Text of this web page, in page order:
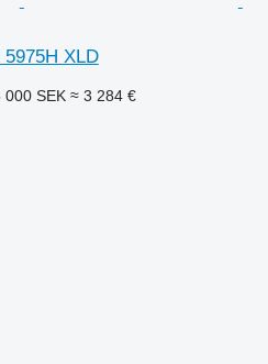
XLD
000 SEK ≈ 3 284 €